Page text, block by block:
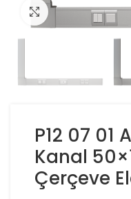
Click to enlarge
P12 07 01
Kanal
Çerçeve